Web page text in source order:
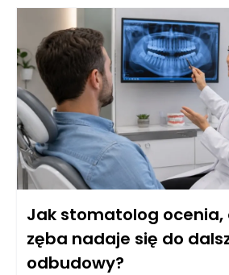
postępowania. W wielu przypadkach
kanałowe może uratować ząb, ale nie
jednoznaczny. Stomatolog w Rzeszowie
taka decyzja jest zasadne, a także jak
przeprowadzić kolejne etapy terapii
mógł cieszyć się zdrowym uśmiechem.
Jak stomatolog ocenia,
zęba nadaje się do
odbudowy?